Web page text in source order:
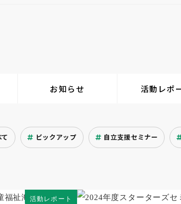
お知らせ 活動レポ
ピックアップ 自立支援セミナー
活動レポート